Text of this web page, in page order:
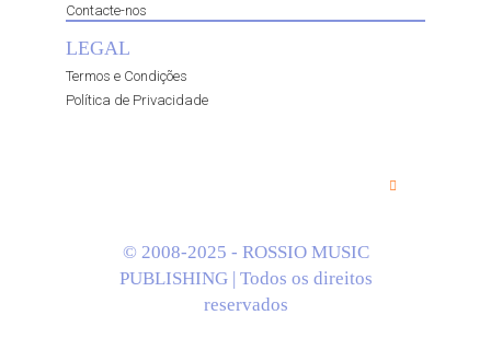
Contacte-nos
LEGAL
Termos e Condições
Política de Privacidade
© 2008-2025 - ROSSIO MUSIC
PUBLISHING | Todos os direitos
reservados